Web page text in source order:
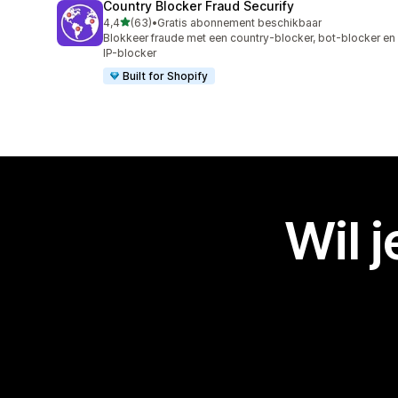
Country Blocker Fraud Securify
4,4van 5 sterren
(63)
63 recensies in totaal
•Gratis abonnement beschikbaar
Blokkeer fraude met een country-blocker, bot-blocker en
IP-blocker
Built for Shopify
Wil